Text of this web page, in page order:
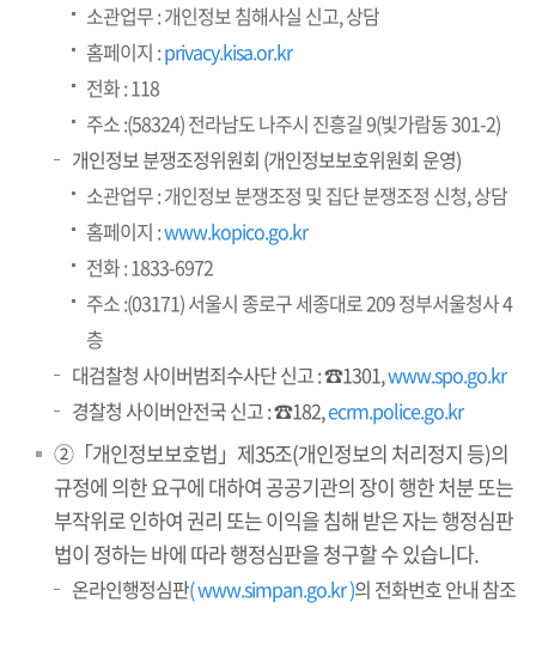
소관업무 : 개인정보 침해사실 신고, 상담
홈페이지 :privacy.kisa.or.kr
전화 : 118
주소 :(58324) 전라남도 나주시 진흥길 9(빛가람동 301-2)
개인정보 분쟁조정위원회 (개인정보보호위원회 운영)
소관업무 : 개인정보 분쟁조정 및 집단 분쟁조정 신청, 상담
홈페이지 :www.kopico.go.kr
전화 : 1833-6972
주소 :(03171) 서울시 종로구 세종대로 209 정부서울청사 4
층
대검찰청 사이버범죄수사단 신고 : ☎1301,www.spo.go.kr
경찰청 사이버안전국 신고 : ☎182,ecrm.police.go.kr
②「개인정보보호법」제35조(개인정보의 처리정지 등)의
규정에 의한 요구에 대하여 공공기관의 장이 행한 처분 또는
부작위로 인하여 권리 또는 이익을 침해 받은 자는 행정심판
법이 정하는 바에 따라 행정심판을 청구할 수 있습니다.
온라인행정심판( www.simpan.go.kr )의 전화번호 안내 참조